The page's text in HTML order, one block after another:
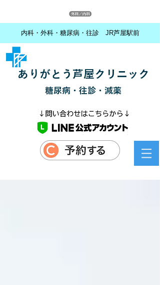
内科・外科・糖尿病・往診 JR芦屋駅前
ありがとう芦屋クリニック
糖尿病・往診・減薬